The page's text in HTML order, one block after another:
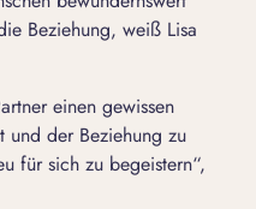
Beziehung, weiß Lisa
einen gewissen
und der Beziehung zu
für sich zu begeistern“,